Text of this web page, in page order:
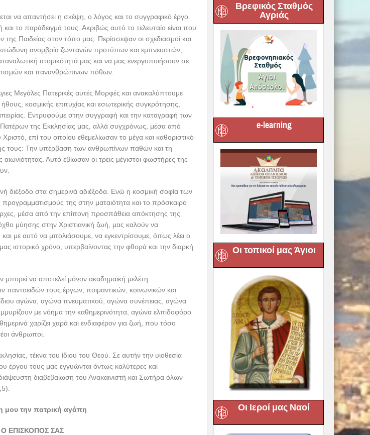
να απαντήσει η σκέψη, ο λόγος και το συγγραφικό έργο
το παράδειγμά τους. Ακριβώς αυτό το τελευταίο είναι που
της Παιδείας στον τόπο μας. Περίσσεψαν οι σχεδιασμοί και
ανομβρία ζωντανών προτύπων και εμπνευστών,
ατομικότητά μας και να μας ενεργοποιήσουν σε
και πανανθρώπινων πόθων.
Μεγάλες Πατερικές αυτές Μορφές και ανακαλύπτουμε
κοσμικής επιτυχίας και εσωτερικής συγκρότησης,
Εντρυφούμε στην συγγραφή και την καταγραφή των
της Εκκλησίας μας, αλλά συγχρόνως, μέσα από
επί του οποίου εθεμελίωσαν το μέγα και καθοριστικό
τους: Την υπέρβαση των ανθρωπίνων παθών και τη
Αυτό εβίωσαν οι τρεις μέγιστοι φωστήρες της
διέξοδο στα σημερινά αδιέξοδα. Ενώ η κοσμική σοφία των
προγραμματισμούς της στην ματαιότητα και το πρόσκαιρο
μέσα από την επίπονη προσπάθεια απόκτησης της
μύησης στην Χριστιανική ζωή, μας καλούν να
με αυτό να μπολιάσουμε, να εγκεντρίσουμε, όπως λέει ο
ιστορικό χρόνο, υπερβαίνοντας την φθορά και την διαρκή
να αποτελεί μόνον ακαδημαϊκή μελέτη.
τους έργων, ποιμαντικών, κοινωνικών και
αγώνα, αγώνα πνευματικού, αγώνα συνέπειας, αγώνα
με νόημα την καθημερινότητα, αγώνα ελπιδοφόρο
χαρίζει χαρά και ενδιαφέρον για ζωή, που τόσο
άνθρωποι.
τέκνα του ίδιου του Θεού. Σε αυτήν την υιοθεσία
έργου τους μας εγγυώνται όντως καλύτερες και
διαβεβαίωση του Ανακαινιστή και Σωτήρα όλων
μου την πατρική αγάπη
Ο ΕΠΙΣΚΟΠΟΣ ΣΑΣ
Βρεφικός Σταθμός
Αγριάς
e-learning
Οι τοπικοί μας Άγιοι
Οι Ιεροί μας Ναοί